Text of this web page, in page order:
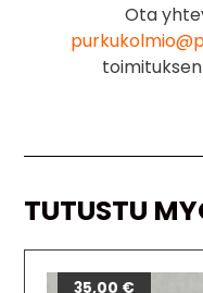
Ota
TUTUSTU
35,00 €